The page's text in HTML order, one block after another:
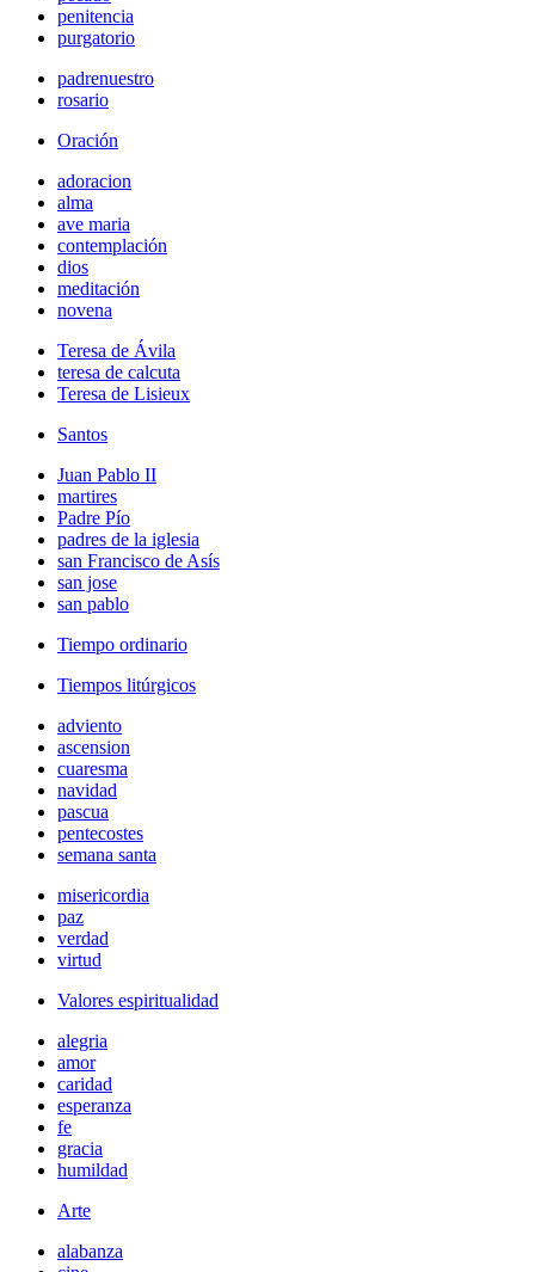
penitencia
purgatorio
padrenuestro
rosario
Oración
adoracion
alma
ave maria
contemplación
dios
meditación
novena
Teresa de Ávila
teresa de calcuta
Teresa de Lisieux
Santos
Juan Pablo II
martires
Padre Pío
padres de la iglesia
san Francisco de Asís
san jose
san pablo
Tiempo ordinario
Tiempos litúrgicos
adviento
ascension
cuaresma
navidad
pascua
pentecostes
semana santa
misericordia
paz
verdad
virtud
Valores espiritualidad
alegria
amor
caridad
esperanza
fe
gracia
humildad
Arte
alabanza